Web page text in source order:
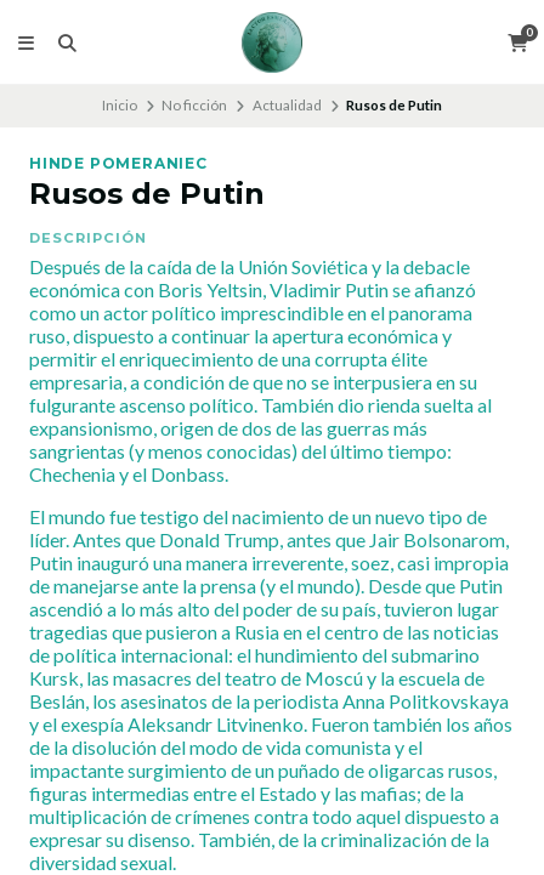
0
Inicio No ficción Actualidad Rusos de Putin
HINDE POMERANIEC
Rusos de Putin
DESCRIPCIÓN
Después de la caída de la Unión Soviética y la debacle
económica con Boris Yeltsin, Vladimir Putin se afianzó
como un actor político imprescindible en el panorama
ruso, dispuesto a continuar la apertura económica y
permitir el enriquecimiento de una corrupta élite
empresaria, a condición de que no se interpusiera en su
fulgurante ascenso político. También dio rienda suelta al
expansionismo, origen de dos de las guerras más
sangrientas (y menos conocidas) del último tiempo:
Chechenia y el Donbass.
El mundo fue testigo del nacimiento de un nuevo tipo de
líder. Antes que Donald Trump, antes que Jair Bolsonarom,
Putin inauguró una manera irreverente, soez, casi impropia
de manejarse ante la prensa (y el mundo). Desde que Putin
ascendió a lo más alto del poder de su país, tuvieron lugar
tragedias que pusieron a Rusia en el centro de las noticias
de política internacional: el hundimiento del submarino
Kursk, las masacres del teatro de Moscú y la escuela de
Beslán, los asesinatos de la periodista Anna Politkovskaya
y el exespía Aleksandr Litvinenko. Fueron también los años
de la disolución del modo de vida comunista y el
impactante surgimiento de un puñado de oligarcas rusos,
figuras intermedias entre el Estado y las mafias; de la
multiplicación de crímenes contra todo aquel dispuesto a
expresar su disenso. También, de la criminalización de la
diversidad sexual.